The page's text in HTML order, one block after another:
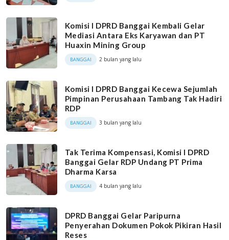
Komisi I DPRD Banggai Kembali Gelar
Mediasi Antara Eks Karyawan dan PT
Huaxin Mining Group
BANGGAI 2 bulan yang lalu
Komisi I DPRD Banggai Kecewa Sejumlah
Pimpinan Perusahaan Tambang Tak Hadiri
RDP
BANGGAI 3 bulan yang lalu
Tak Terima Kompensasi, Komisi I DPRD
Banggai Gelar RDP Undang PT Prima
Dharma Karsa
BANGGAI 4 bulan yang lalu
DPRD Banggai Gelar Paripurna
Penyerahan Dokumen Pokok Pikiran Hasil
Reses